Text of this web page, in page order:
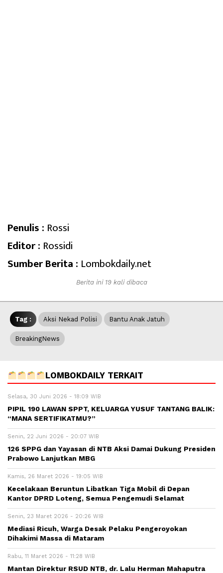
Penulis : Rossi
Editor : Rossidi
Sumber Berita : Lombokdaily.net
Berita ini 19 kali dibaca
Tag : Aksi Nekad Polisi Bantu Anak Jatuh
BreakingNews
LOMBOKDAILY TERKAIT
Selasa, 30 Juni 2026 - 18:09 WIB
PIPIL 190 LAWAN SPPT, KELUARGA YUSUF TANTANG BALIK:
“MANA SERTIFIKATMU?”
Senin, 22 Juni 2026 - 20:07 WIB
126 SPPG dan Yayasan di NTB Aksi Damai Dukung Presiden
Prabowo Lanjutkan MBG
Kamis, 26 Maret 2026 - 19:05 WIB
Kecelakaan Beruntun Libatkan Tiga Mobil di Depan
Kantor DPRD Loteng, Semua Pengemudi Selamat
Senin, 23 Maret 2026 - 20:26 WIB
Mediasi Ricuh, Warga Desak Pelaku Pengeroyokan
Dihakimi Massa di Mataram
Rabu, 11 Maret 2026 - 11:28 WIB
Mantan Direktur RSUD NTB, dr. Lalu Herman Mahaputra